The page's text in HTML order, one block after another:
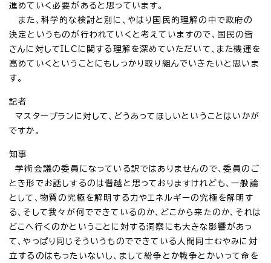
進めていく必要があると思っています。
また、科学的な検討と別に、やはり国民的理解の中で政府の
決定というものが行われていくと考えていますので、国民の皆
さんに対してILCに関する理解を深めていただいて、また機運を
高めていくということにもしっかり取り組んでいきたいと思いま
す。
記者
マスタープランに対して、どうあってほしいということはいかが
ですか。
知事
学術会議の委員になっている訳ではありませんので、委員のご
とき形でお話しするのは僭越と思っておりますけれども、一般論
として、物質の究極を解明する力やエネルギーの究極を解明す
る、そして我々が何でできているのか、どこから来たのか、それは
どこへ行くのかということに対する洞察にも大きな影響があっ
て、やっぱり同じそういうものでできている人間同士むやみに対
立するのはもったいないし、まして紛争とか戦争とかいって命を